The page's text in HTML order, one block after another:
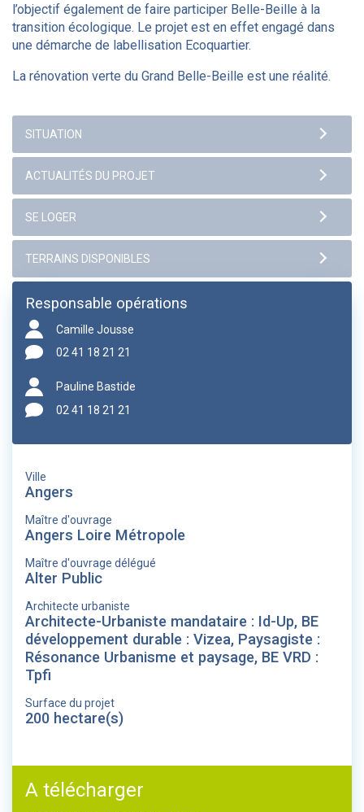
l’objectif également de faire participer Belle-Beille à la
transition écologique. Le projet est en effet engagé dans
une démarche de labellisation Ecoquartier.
La rénovation verte du Grand Belle-Beille est une réalité.
Responsable opérations
Camille Jousse
02 41 18 21 21
Pauline Bastide
02 41 18 21 21
Ville
Angers
Maître d'ouvrage
Angers Loire Métropole
Maître d'ouvrage délégué
Alter Public
Architecte urbaniste
Architecte-Urbaniste mandataire : Id-Up, BE
développement durable : Vizea, Paysagiste :
Résonance Urbanisme et paysage, BE VRD :
Tpfi
Surface du projet
200 hectare(s)
A télécharger